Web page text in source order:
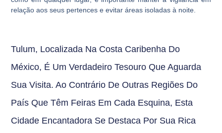
relação aos seus pertences e evitar áreas isoladas à noite.
Tulum, Localizada Na Costa Caribenha Do
México, É Um Verdadeiro Tesouro Que Aguarda
Sua Visita. Ao Contrário De Outras Regiões Do
País Que Têm Feiras Em Cada Esquina, Esta
Cidade Encantadora Se Destaca Por Sua Rica